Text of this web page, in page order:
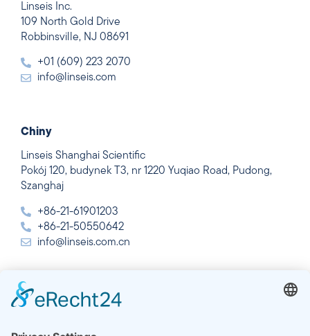
Linseis Inc.
109 North Gold Drive
Robbinsville, NJ 08691
+01 (609) 223 2070
info@linseis.com
Chiny
Linseis Shanghai Scientific
Pokój 120, budynek T3, nr 1220 Yuqiao Road, Pudong,
Szanghaj
+86-21-61901203
+86-21-50550642
info@linseis.com.cn
Indie